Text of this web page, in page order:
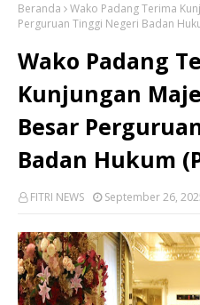
Beranda
Wako Padang Terima
Perguruan Tinggi Negeri Badan
Wako Padang
Kunjungan
Besar
Badan Hukum
FITRI NEWS September 26,